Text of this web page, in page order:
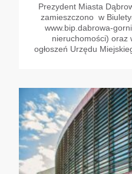
Prezydent Miasta
zamieszczono w
www.bip.dabrowa-
nieruchomości) oraz
ogłoszeń Urzędu